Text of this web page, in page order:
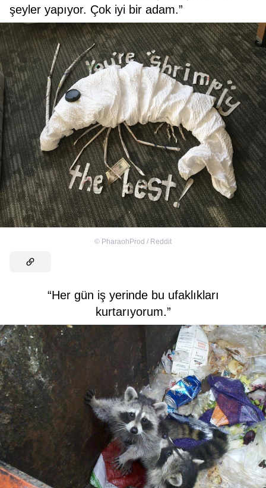
şeyler yapıyor. Çok iyi bir adam.”
© PharaohProd / Reddit
“Her gün iş yerinde bu ufaklıkları
kurtarıyorum.”